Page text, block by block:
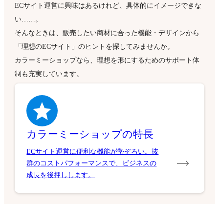
ECサイト運営に興味はあるけれど、具体的にイメージできな
い……。
そんなときは、販売したい商材に合った機能・デザインから
「理想のECサイト」のヒントを探してみませんか。
カラーミーショップなら、理想を形にするためのサポート体
制も充実しています。
カラーミーショップの特長
ECサイト運営に便利な機能が勢ぞろい。抜
群のコストパフォーマンスで、ビジネスの
成長を後押しします。